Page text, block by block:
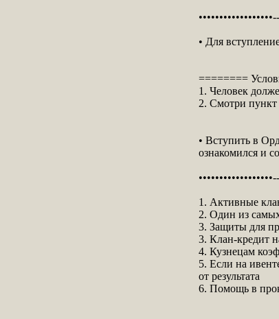
• Для
========
1. Человек
2. Смотри
• Вступить в
ознакомился и
1. Активные
2. Один из
3. Защиты для
3. Клан-кредит
4. Кузнецам
5. Если на
от результата
6. Помощь в